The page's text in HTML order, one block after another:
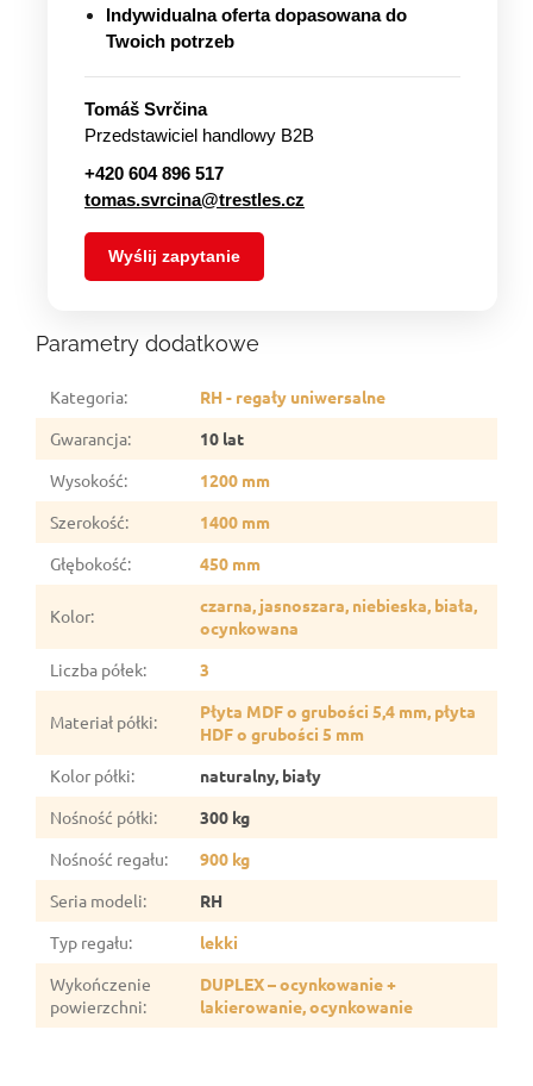
Indywidualna oferta dopasowana do
Twoich potrzeb
Tomáš Svrčina
Przedstawiciel handlowy B2B
+420 604 896 517
tomas.svrcina@trestles.cz
Wyślij zapytanie
Parametry dodatkowe
Kategoria:
RH - regały uniwersalne
Gwarancja:
10 lat
Wysokość:
1200 mm
Szerokość:
1400 mm
Głębokość: 450 mm
Kolor:
czarna, jasnoszara, niebieska, biała,
ocynkowana
Liczba półek: 3
Materiał półki:
Płyta MDF o grubości 5,4 mm, płyta
HDF o grubości 5 mm
Kolor półki:
naturalny, biały
Nośność półki:
300 kg
Nośność regału:
900 kg
Seria modeli:
RH
Typ regału:
lekki
Wykończenie
powierzchni:
DUPLEX – ocynkowanie +
lakierowanie, ocynkowanie